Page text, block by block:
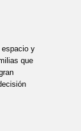
espacio y
que